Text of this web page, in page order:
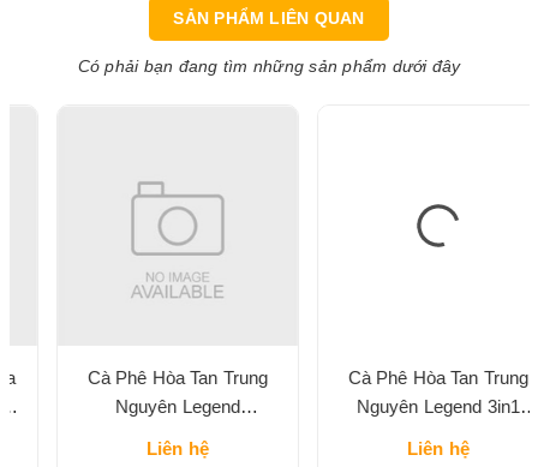
SẢN PHẨM LIÊN QUAN
Có phải bạn đang tìm những sản phẩm dưới đây
Cà Phê Hòa Tan Trung
Nguyên Legend
Liên hệ
Cà Phê Hòa Tan Trung
Nguyên Legend 3in1
Liên hệ